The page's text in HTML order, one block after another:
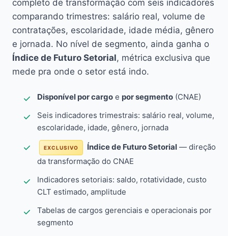
completo de transformação com seis indicadores
comparando trimestres: salário real, volume de
contratações, escolaridade, idade média, gênero
e jornada. No nível de segmento, ainda ganha o
Índice de Futuro Setorial, métrica exclusiva que
mede pra onde o setor está indo.
Disponível por cargo e por segmento (CNAE)
Seis indicadores trimestrais: salário real, volume,
escolaridade, idade, gênero, jornada
EXCLUSIVO Índice de Futuro Setorial — direção
da transformação do CNAE
Indicadores setoriais: saldo, rotatividade, custo
CLT estimado, amplitude
Tabelas de cargos gerenciais e operacionais por
segmento